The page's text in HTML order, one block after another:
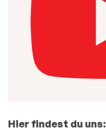
Hier findest du uns: